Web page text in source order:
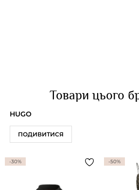
Товари цього
HUGO
ПОДИВИТИСЯ
-30% -50%